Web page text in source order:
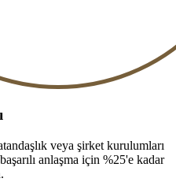
veya şirket kurulumları
anlaşma için %25'e kadar